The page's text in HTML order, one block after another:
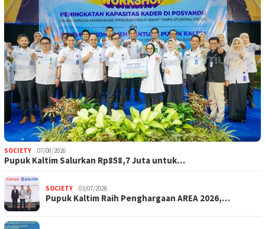
SOCIETY 07/08/2026
Pupuk Kaltim Salurkan Rp858,7 Juta untuk…
SOCIETY 03/07/2026
Pupuk Kaltim Raih Penghargaan AREA 2026,…